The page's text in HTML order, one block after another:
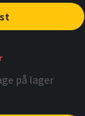
på lager